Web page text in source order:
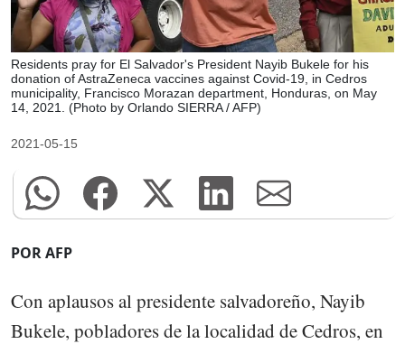
Residents pray for El Salvador's President Nayib Bukele for his
donation of AstraZeneca vaccines against Covid-19, in Cedros
municipality, Francisco Morazan department, Honduras, on May
14, 2021. (Photo by Orlando SIERRA / AFP)
2021-05-15
POR AFP
Con aplausos al presidente salvadoreño, Nayib
Bukele, pobladores de la localidad de Cedros, en